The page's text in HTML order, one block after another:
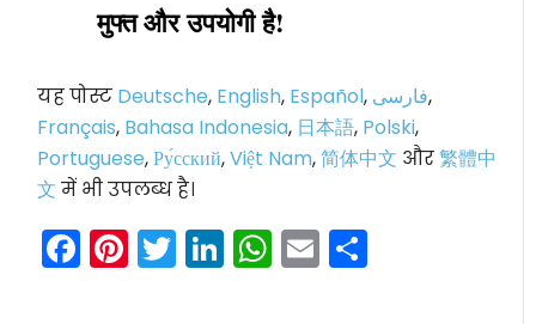
मुफ्त और उपयोगी है!
यह पोस्ट Deutsche, English, Español, فارسی,
Français, Bahasa Indonesia, 日本語, Polski,
Portuguese,Ру́сский,Việt Nam,简体中文 और繁體中
文 में भी उपलब्ध है।
Facebook
Pinterest
Twitter
LinkedIn
WhatsApp
Email